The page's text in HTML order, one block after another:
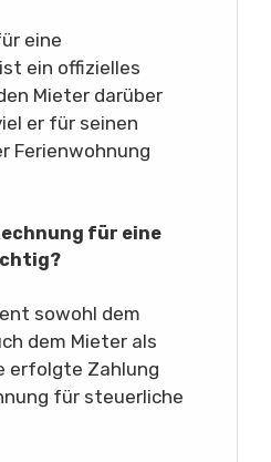
eine
ein offizielles
Mieter darüber
er für seinen
Ferienwohnung
für eine
sowohl dem
dem Mieter als
erfolgte Zahlung
für steuerliche